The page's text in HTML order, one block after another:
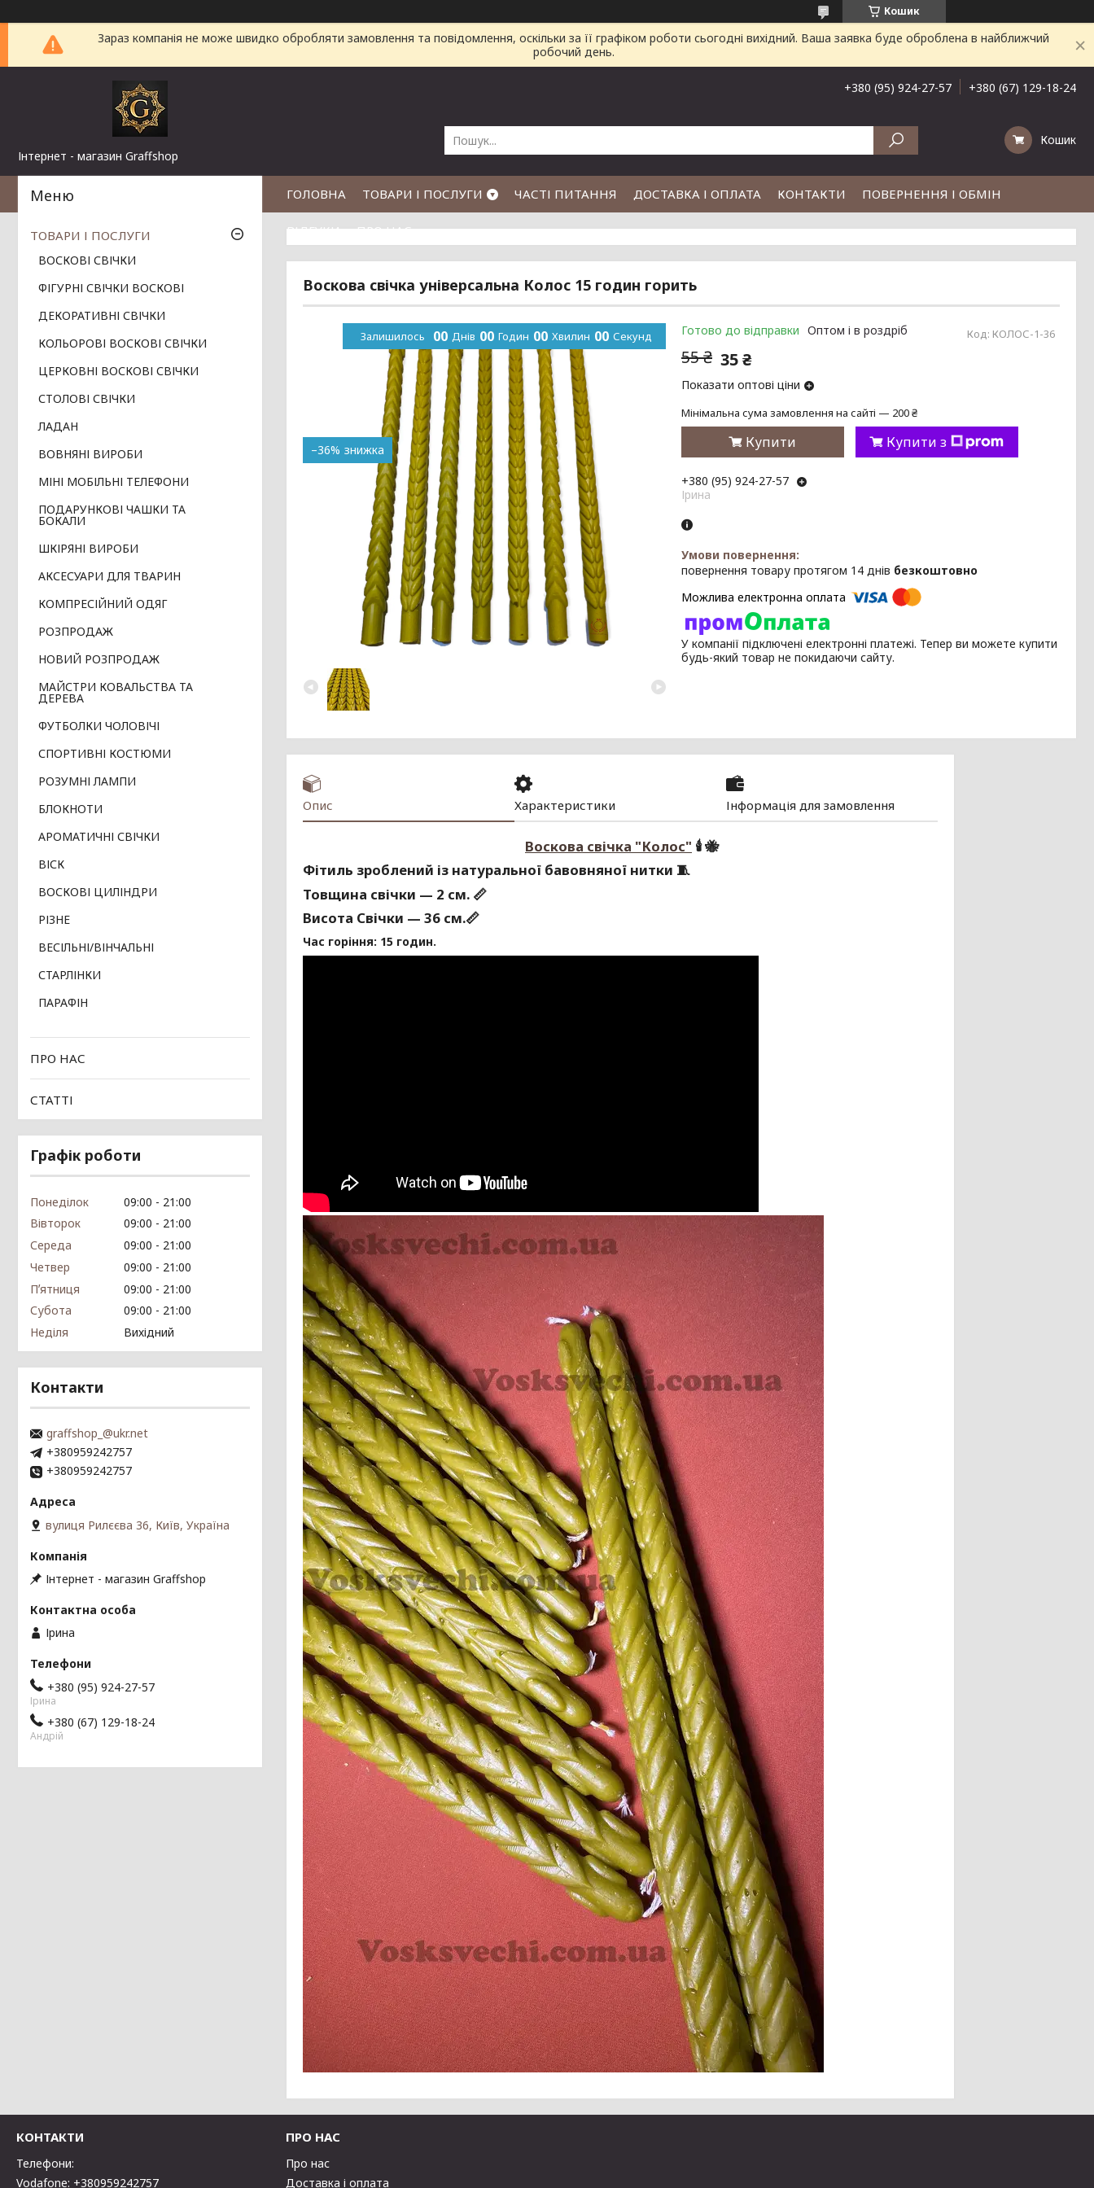
Кошик
Зараз компанія не може швидко обробляти замовлення та повідомлення, оскільки за її графіком роботи сьогодні вихідний. Ваша заявка буде оброблена в найближчий
робочий день.
Інтернет - магазин Graffshop
+380 (95) 924-27-57 +380 (67) 129-18-24
Кошик
ГОЛОВНА ТОВАРИ І ПОСЛУГИ ЧАСТІ ПИТАННЯ ДОСТАВКА І ОПЛАТА КОНТАКТИ ПОВЕРНЕННЯ І ОБМІН
ВІДГУКИ ПРО НАС
Воскова свічка універсальна Колос 15 годин горить
–36%
Залишилось 00 Днів 00 Годин 00 Хвилин 00 Секунд Готово до відправки Оптом і в роздріб Код: КОЛОС-1-36
55 ₴ 35 ₴
Показати оптові ціни
Мінімальна сума замовлення на сайті — 200 ₴
Купити Купити з
+380 (95) 924-27-57
Ірина
повернення товару протягом 14 днів безкоштовно
У компанії підключені електронні платежі. Тепер ви можете купити
будь-який товар не покидаючи сайту.
Опис Характеристики Інформація для замовлення
Воскова свічка "Колос" 🕯 🐝
Фітиль зроблений із натуральної бавовняної нитки 🧵
Товщина свічки — 2 см. 📏
Висота Свічки — 36 см.📏
Час горіння: 15 годин.
ТОВАРИ І ПОСЛУГИ
ВОСКОВІ СВІЧКИ
ФІГУРНІ СВІЧКИ ВОСКОВІ
ДЕКОРАТИВНІ СВІЧКИ
КОЛЬОРОВІ ВОСКОВІ СВІЧКИ
ЦЕРКОВНІ ВОСКОВІ СВІЧКИ
СТОЛОВІ СВІЧКИ
ЛАДАН
ВОВНЯНІ ВИРОБИ
МІНІ МОБІЛЬНІ ТЕЛЕФОНИ
ПОДАРУНКОВІ ЧАШКИ ТА
БОКАЛИ
ШКІРЯНІ ВИРОБИ
АКСЕСУАРИ ДЛЯ ТВАРИН
КОМПРЕСІЙНИЙ ОДЯГ
РОЗПРОДАЖ
НОВИЙ РОЗПРОДАЖ
МАЙСТРИ КОВАЛЬСТВА ТА
ДЕРЕВА
ФУТБОЛКИ ЧОЛОВІЧІ
СПОРТИВНІ КОСТЮМИ
РОЗУМНІ ЛАМПИ
БЛОКНОТИ
АРОМАТИЧНІ СВІЧКИ
ВІСК
ВОСКОВІ ЦИЛІНДРИ
РІЗНЕ
ВЕСІЛЬНІ/ВІНЧАЛЬНІ
СТАРЛІНКИ
ПАРАФІН
ПРО НАС
СТАТТІ
Графік роботи
Понеділок 09:00
21:00
Вівторок
09:00
21:00
Середа
09:00
21:00
Четвер
09:00
21:00
Пʼятниця
09:00
21:00
Субота
09:00
21:00
Неділя
Вихідний
Контакти
graffshop_@ukr.net
+380959242757
+380959242757
вулиця Рилєєва 36, Київ, Україна
Інтернет - магазин Graffshop
Ірина
+380 (95) 924-27-57
Ірина
+380 (67) 129-18-24
Андрій
КОНТАКТИ
Телефони:
Vodafone: +380959242757
ПРО НАС
Про нас
Доставка і оплата